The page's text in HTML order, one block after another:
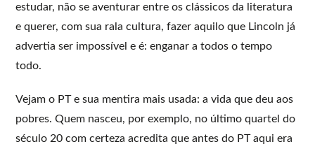
estudar, não se aventurar entre os clássicos da literatura
e querer, com sua rala cultura, fazer aquilo que Lincoln já
advertia ser impossível e é: enganar a todos o tempo
todo.
Vejam o PT e sua mentira mais usada: a vida que deu aos
pobres. Quem nasceu, por exemplo, no último quartel do
século 20 com certeza acredita que antes do PT aqui era